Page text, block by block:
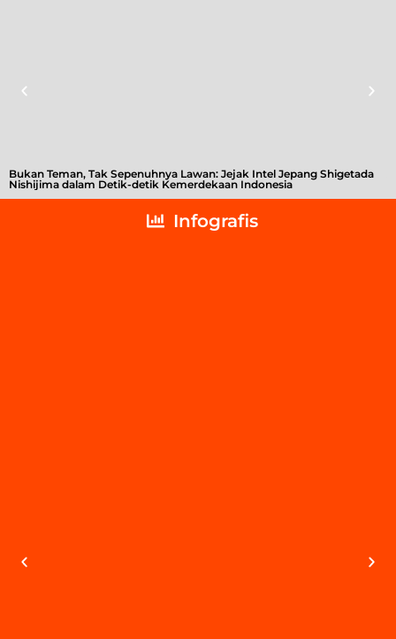
Bukan Teman, Tak Sepenuhnya Lawan: Jejak Intel Jepang Shigetada
Nishijima dalam Detik-detik Kemerdekaan Indonesia
Infografis